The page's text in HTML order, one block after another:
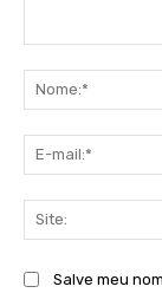
Salve meu